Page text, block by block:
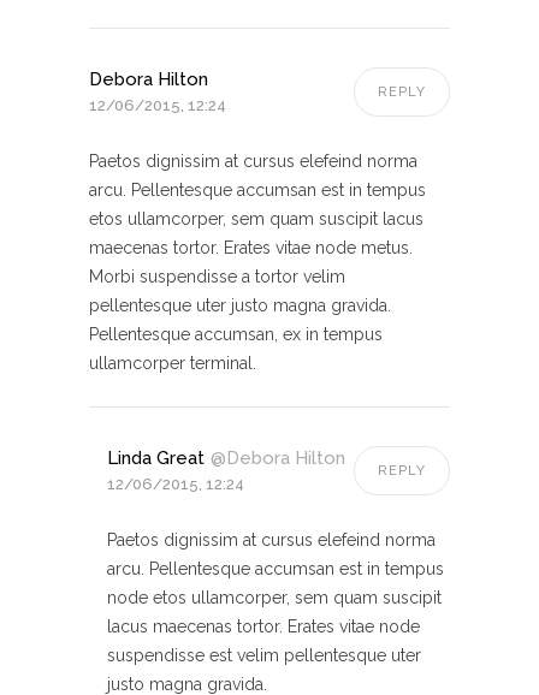
Debora Hilton
12/06/2015, 12:24
REPLY
Paetos dignissim at cursus elefeind norma
arcu. Pellentesque accumsan est in tempus
etos ullamcorper, sem quam suscipit lacus
maecenas tortor. Erates vitae node metus.
Morbi suspendisse a tortor velim
pellentesque uter justo magna gravida.
Pellentesque accumsan, ex in tempus
ullamcorper terminal.
Linda Great @Debora Hilton
12/06/2015, 12:24
REPLY
Paetos dignissim at cursus elefeind norma
arcu. Pellentesque accumsan est in tempus
node etos ullamcorper, sem quam suscipit
lacus maecenas tortor. Erates vitae node
suspendisse est velim pellentesque uter
justo magna gravida.